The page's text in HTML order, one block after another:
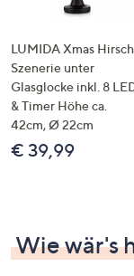
links
bzw.
rechts,
um
diese
anzuzeigen.
LUMIDA Xmas
Szenerie unter
Glasglocke inkl. 8
& Timer Höhe ca.
42cm, Ø 22cm
€ 39,99
Wie wär's